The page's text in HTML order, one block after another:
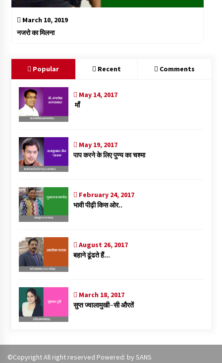
March 10, 2019
नजरो का मिलना
Popular Recent Comments
May 14, 2017
माँ
May 19, 2017
पाप करने के लिए पुण्य का चश्मा
February 24, 2017
भावी पीढ़ी किस ओर..
August 26, 2017
बहाने ढूंढते हैं…
March 18, 2017
सुप्त ज्वालामुखी-सी औरतें
©Copyright All right reserved Powered: by SANS